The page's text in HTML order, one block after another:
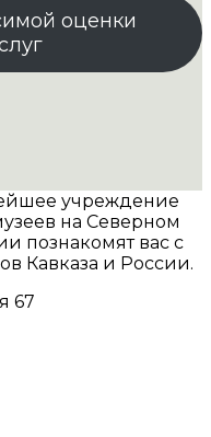
оценки
учреждение
на Северном
познакомят вас с
Кавказа и России.
67